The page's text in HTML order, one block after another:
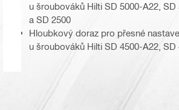
u šroubováků Hilti SD 5000-A22, SD
a SD 2500
Hloubkový doraz pro přesné
u šroubováků Hilti SD 4500-A22, SD